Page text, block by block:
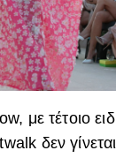
τέτοιο
δεν